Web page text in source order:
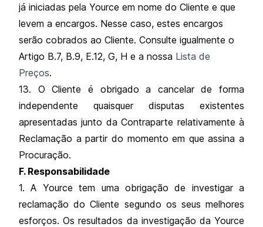
já iniciadas pela Yource em nome do Cliente e que
levem a encargos. Nesse caso, estes encargos
serão cobrados ao Cliente. Consulte igualmente o
Artigo B.7, B.9, E.12, G, H e a nossa Lista de
Preços.
13. O Cliente é obrigado a cancelar de forma
independente quaisquer disputas existentes
apresentadas junto da Contraparte relativamente à
Reclamação a partir do momento em que assina a
Procuração.
F. Responsabilidade
1. A Yource tem uma obrigação de investigar a
reclamação do Cliente segundo os seus melhores
esforços. Os resultados da investigação da Yource